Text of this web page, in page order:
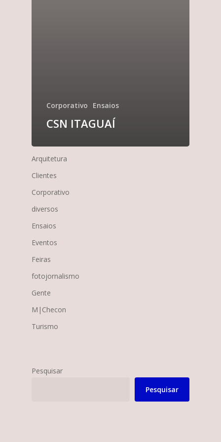
Corporativo Ensaios
CSN ITAGUAÍ
Arquitetura
Clientes
Corporativo
diversos
Ensaios
Eventos
Feiras
fotojornalismo
Gente
M|Checon
Turismo
Pesquisar
Pesquisar